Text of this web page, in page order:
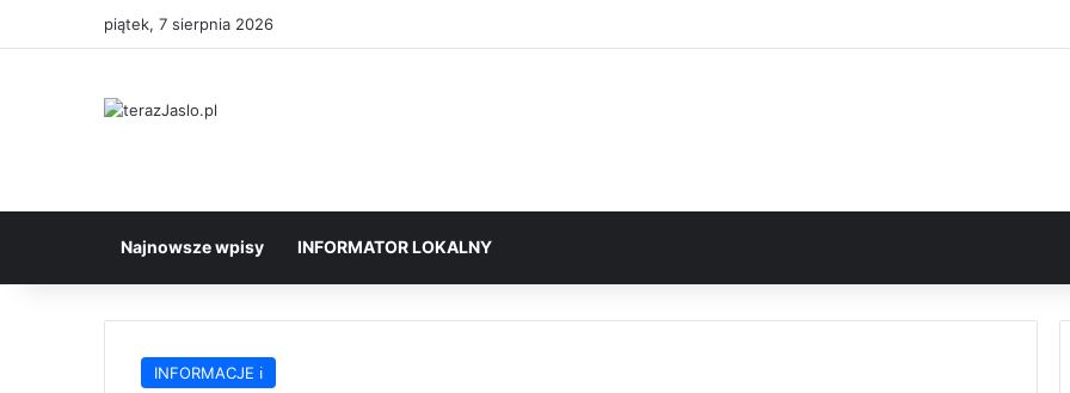
piątek, 7 sierpnia 2026
Najnowsze wpisy INFORMATOR LOKALNY
INFORMACJE ℹ️